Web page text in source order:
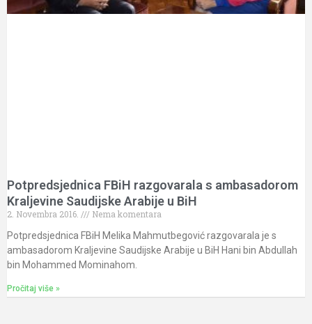
Potpredsjednica FBiH razgovarala s ambasadorom
Kraljevine Saudijske Arabije u BiH
2. Novembra 2016.
Nema komentara
Potpredsjednica FBiH Melika Mahmutbegović razgovarala je s
ambasadorom Kraljevine Saudijske Arabije u BiH Hani bin Abdullah
bin Mohammed Mominahom.
Pročitaj više »